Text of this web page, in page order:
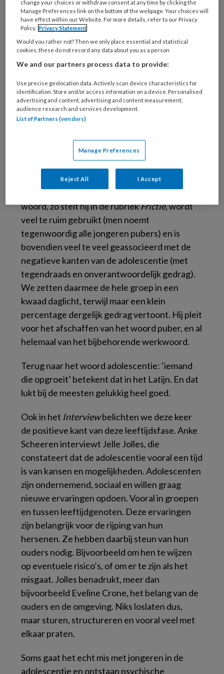
puber in huis. Eerlijk gezegd herken ik me er
niet zo in. Ik heb vier tienerkinderen en
regelmatig komen ook vrienden of vriendinnen
aanwaaien en zijn het er plots vijf of zes. Ze zijn
lawaaiig, duwen, stoeien, lachen en gebruiken
woorden die ik eigenlijk niet vind kunnen…). Ze
hangen op de bank, komen te laat thuis en
maken ongelooflijk veel rotzooi. Maar ondanks
de ouderlijke stress.
“Volwassenen maken altijd zo’n ding van de
puberteit”. Albert Boon vindt dat ook. Dat
woord, zo stelt hij in de rubriekFrictie,wordt
veel te ruim gebruikt (men noemt
tegenwoordig alle jongeren pubers) en is
bovendien veel te veel geassocieerd met de
negatieve kanten van de adolescentie (met
tegendraads en onverantwoordelijk gedrag).
We zetten daarmee de hele groep in een
kwaad daglicht, terwijl maar een klein
percentage dergelijk gedrag vertoont. Hij pleit
voor het afschaffen van het woord puber, en al
helemaal van het bijbehorende werkwoord.
Terug naar het woord adolescentie: ‘iemand
die opgroeit’ betekent dat in het Latijn. En dat
lukt bij de meesten gelukkig heel goed.
Ook in het Interviewbelichten we deze keer
de positieve kant van deze leeftijdsfase. Anke
Scheeren interviewt Jelle Jolles, die
constateert dat de adolescentie vooral een tijd
is van kansen en mogelijkheden. Adolescenten
zijn ondernemend, sociaal en willen graag
nieuwe ervaringen opdoen. Vooral in groepen
en tussen leeftijdgenoten. Deze ervaringen
zijn belangrijk voor de rijping van hun
hersenen. Ze hebben daarbij steun van hun
ouders nodig. Bijvoorbeeld om hen te wijzen
op eventuele risico’s, of om er te zijn als het
misgaat. Jolles benadrukt, meer dan
bijvoorbeeld Eveline Crone, het belang van de
ouders en de omgeving. Niks loslaten dus,
maar sturen, structureren en vooral veel met
elkaar praten.
Soms gaat het echt mis met jongeren in de
adolescentie en ontstaan psychische
change your choices or withdraw consent at any time by clicking the
Manage Preferences link on the bottom of the webpage. Your choices will
have effect within our Website. For more details, refer to our Privacy
Policy. Privacy Statement
Would you rather not? Then we only place essential and statistical
cookies, these do not record any data about you as a person
We and our partners process data to provide:
Use precise geolocation data. Actively scan device characteristics for
identification. Store and/or access information on a device. Personalised
advertising and content, advertising and content measurement,
audience research and services development.
List of Partners (vendors)
Manage Preferences
Reject All I Accept